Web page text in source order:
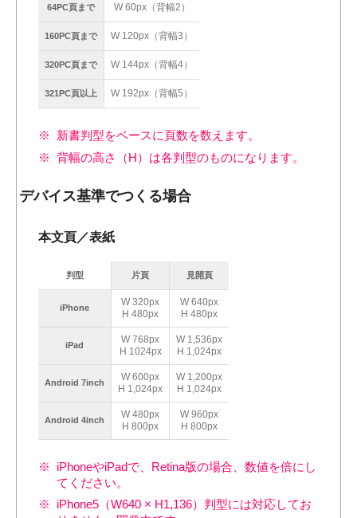
64PC頁まで W 60px（背幅2）
160PC頁まで W 120px（背幅3）
320PC頁まで W 144px（背幅4）
321PC頁以上 W 192px（背幅5）
新書判型をベースに頁数を数えます。
背幅の高さ（H）は各判型のものになります。
デバイス基準でつくる場合
本文頁／表紙
判型 片頁 見開頁
iPhone
W 320px
H 480px
W 640px
H 480px
iPad
W 768px
H 1024px
W 1,536px
H 1,024px
Android 7inch
W 600px
H 1,024px
W 1,200px
H 1,024px
Android 4inch
W 480px
H 800px
W 960px
H 800px
iPhoneやiPadで、Retina版の場合、数値を倍にし
てください。
iPhone5（W640 × H1,136）判型には対応してお